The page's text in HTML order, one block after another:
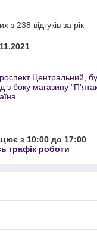
з 238 відгуків за рік
Центральний,
з боку магазину
з 10:00 до 17:00
графік роботи